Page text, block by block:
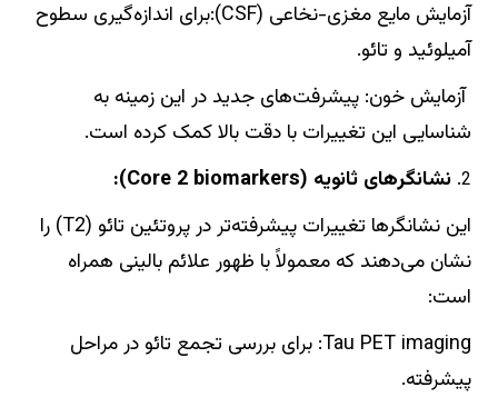
آزمایش مایع مغزی-نخاعی (CSF):برای اندازه‌گیری سطوح
آمیلوئید و تائو.
آزمایش خون: پیشرفت‌های جدید در این زمینه به
شناسایی این تغییرات با دقت بالا کمک کرده است.
2. نشانگرهای ثانویه (Core 2 biomarkers):
این نشانگرها تغییرات پیشرفته‌تر در پروتئین تائو (T2) را
نشان می‌دهند که معمولاً با ظهور علائم بالینی همراه
است:
Tau PET imaging: برای بررسی تجمع تائو در مراحل
پیشرفته.